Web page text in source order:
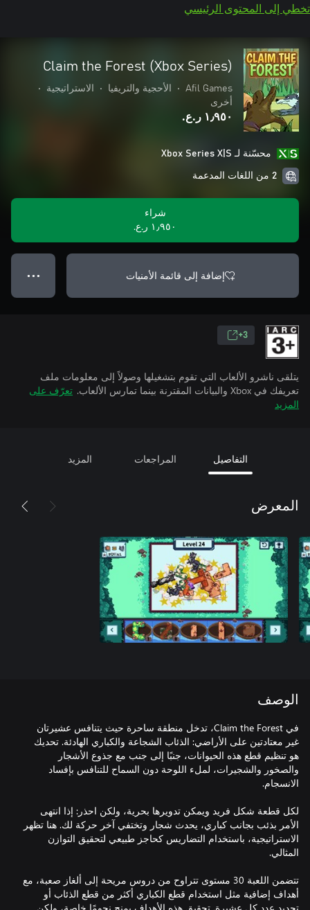
تخطي إلى المحتوى الرئيسي
Claim the Forest (Xbox Series)
Afil Games
• الأحجية والتريفيا • الاستراتيجية
•
أخرى
١٫٩٥٠ ر.ع.‏
محسّنة لـ Xbox Series X|S
2 من اللغات المدعمة
شراء
١٫٩٥٠ ر.ع.‏
إضافة إلى قائمة الأمنيات ● ● ●
3+
يتلقى ناشرو الألعاب التي تقوم بتشغيلها وصولاً إلى معلومات ملف
تعريفك في Xbox والبيانات المقترنة بينما تمارس الألعاب.
تعرّف على
المزيد
التفاصيل المراجعات المزيد
المعرض
الوصف
في Claim the Forest، تدخل منطقة ساحرة حيث يتنافس عشيرتان
غير معتادتين على الأراضي: الذئاب الشجاعة والكباري الهادئة. تحديك
هو تنظيم قطع هذه الحيوانات، جنبًا إلى جنب مع جذوع الأشجار
والصخور والشجيرات، لملء اللوحة دون السماح للتنافس بإفساد
لكل قطعة شكل فريد ويمكن تدويرها بحرية، ولكن احذر: إذا انتهى
الأمر بذئب بجانب كباري، يحدث شجار وتختفي آخر حركة لك. هنا تظهر
الاستراتيجية، باستخدام التضاريس كحاجز طبيعي لتحقيق التوازن
تتضمن اللعبة 30 مستوى تتراوح من دروس مريحة إلى ألغاز صعبة، مع
أهداف إضافية مثل استخدام قطع الكباري أكثر من قطع الذئاب أو